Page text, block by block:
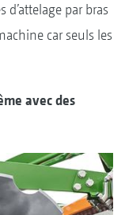
d’attelage par bras
car seuls les
avec des